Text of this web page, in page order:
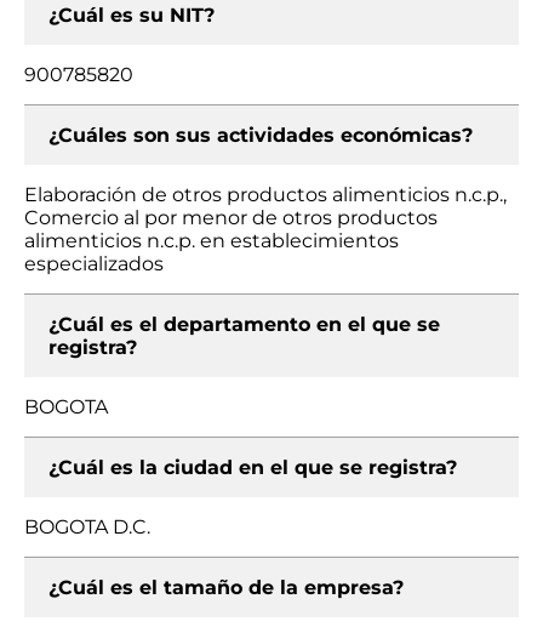
¿Cuál es su NIT?
900785820
¿Cuáles son sus actividades económicas?
Elaboración de otros productos alimenticios n.c.p.,
Comercio al por menor de otros productos
alimenticios n.c.p. en establecimientos
especializados
¿Cuál es el departamento en el que se
registra?
BOGOTA
¿Cuál es la ciudad en el que se registra?
BOGOTA D.C.
¿Cuál es el tamaño de la empresa?